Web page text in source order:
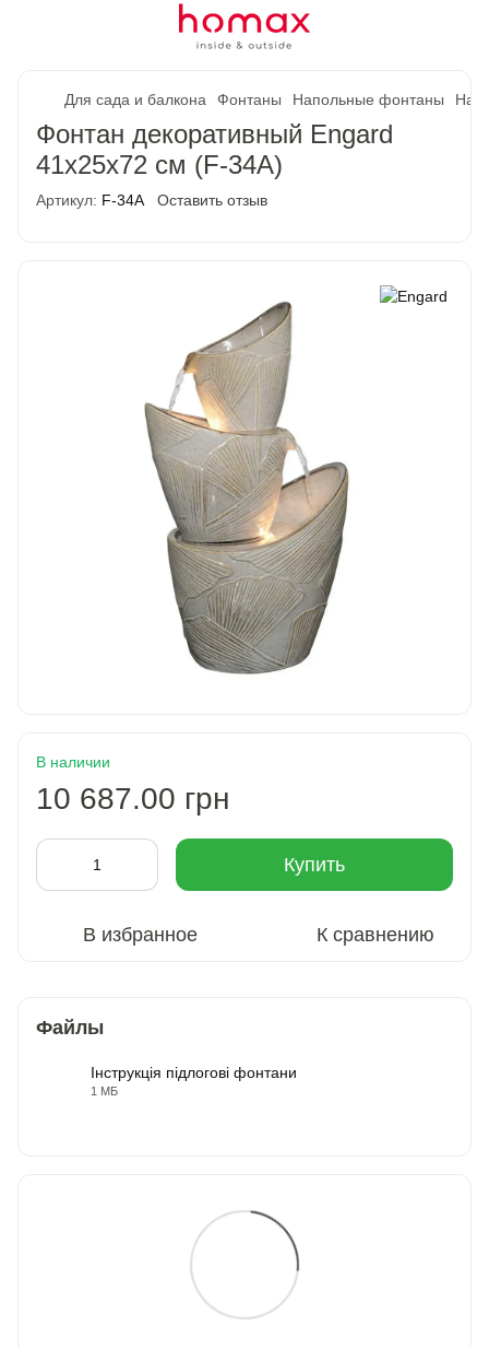
Для сада и балкона Фонтаны Напольные фонтаны
Фонтан декоративный Engard
41х25х72 см (F-34A)
Артикул: F-34A Оставить отзыв
В наличии
10 687.00 грн
Купить
В избранное К сравнению
Файлы
Інструкція підлогові фонтани
1 МБ